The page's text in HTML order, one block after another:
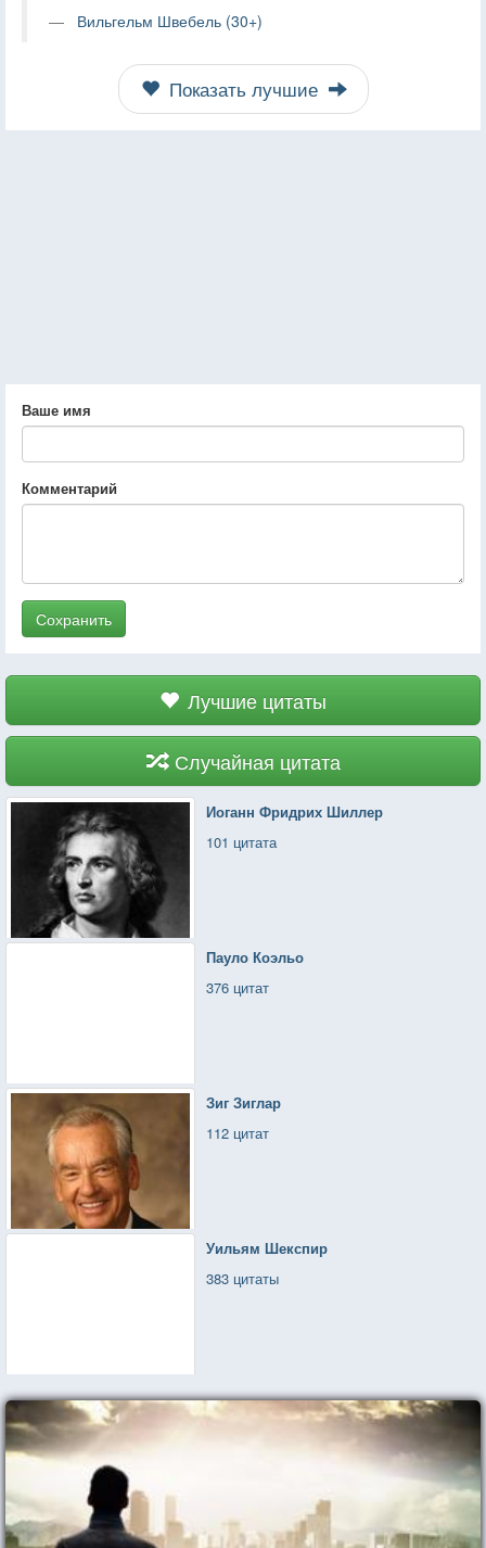
Вильгельм Швебель (30+)
Показать лучшие
Ваше имя
Комментарий
Сохранить
Лучшие цитаты
Случайная цитата
Иоганн Фридрих Шиллер
101 цитата
Пауло Коэльо
376 цитат
Зиг Зиглар
112 цитат
Уильям Шекспир
383 цитаты